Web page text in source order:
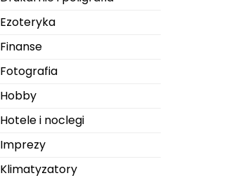
Ezoteryka
Finanse
Fotografia
Hobby
Hotele i noclegi
Imprezy
Klimatyzatory